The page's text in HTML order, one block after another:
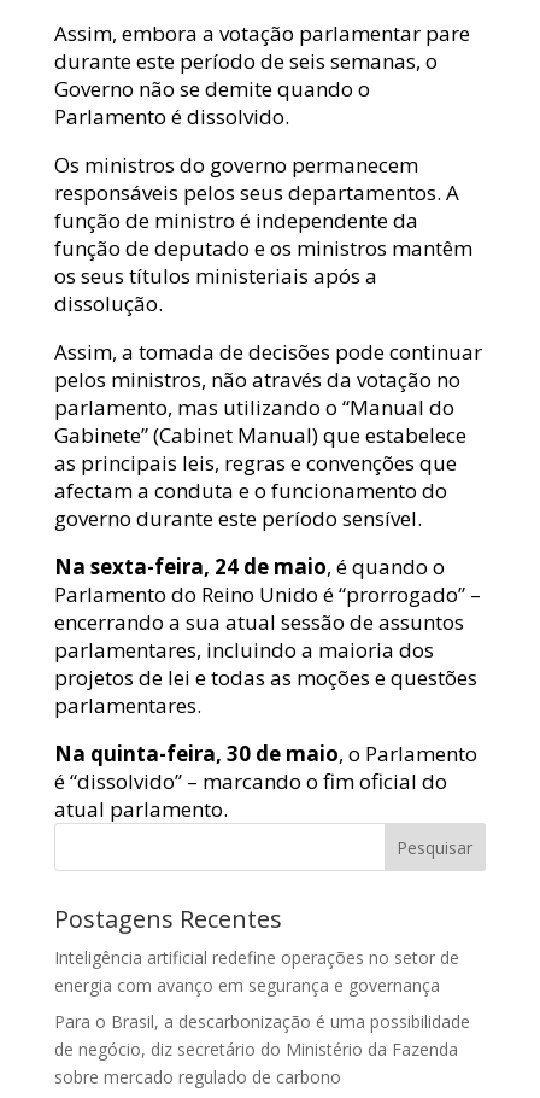
Assim, embora a votação parlamentar pare
durante este período de seis semanas, o
Governo não se demite quando o
Parlamento é dissolvido.
Os ministros do governo permanecem
responsáveis pelos seus departamentos. A
função de ministro é independente da
função de deputado e os ministros mantêm
os seus títulos ministeriais após a
dissolução.
Assim, a tomada de decisões pode continuar
pelos ministros, não através da votação no
parlamento, mas utilizando o “Manual do
Gabinete” (Cabinet Manual) que estabelece
as principais leis, regras e convenções que
afectam a conduta e o funcionamento do
governo durante este período sensível.
Na sexta-feira, 24 de maio, é quando o
Parlamento do Reino Unido é “prorrogado” –
encerrando a sua atual sessão de assuntos
parlamentares, incluindo a maioria dos
projetos de lei e todas as moções e questões
parlamentares.
Na quinta-feira, 30 de maio, o Parlamento
é “dissolvido” – marcando o fim oficial do
atual parlamento.
Pesquisar
Postagens Recentes
Inteligência artificial redefine operações no setor de
energia com avanço em segurança e governança
Para o Brasil, a descarbonização é uma possibilidade
de negócio, diz secretário do Ministério da Fazenda
sobre mercado regulado de carbono